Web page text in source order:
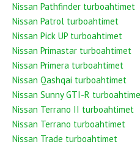
Nissan Pathfinder turboahtimet
Nissan Patrol turboahtimet
Nissan Pick UP turboahtimet
Nissan Primastar turboahtimet
Nissan Primera turboahtimet
Nissan Qashqai turboahtimet
Nissan Sunny GTI-R
Nissan Terrano II turboahtimet
Nissan Terrano turboahtimet
Nissan Trade turboahtimet